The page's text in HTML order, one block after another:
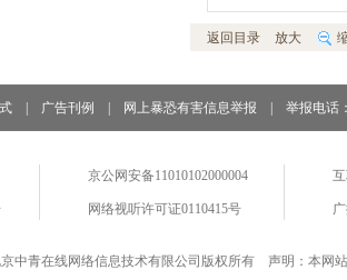
返回目录 放大
| 广告刊例 | 网上暴恐有害信息举报 | 举报电话
京公网安备11010102000004
网络视听许可证0110415号
中青在线网络信息技术有限公司版权所有 声明：本网